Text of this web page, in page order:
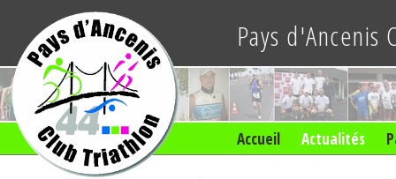
Pays
Accueil Actualités